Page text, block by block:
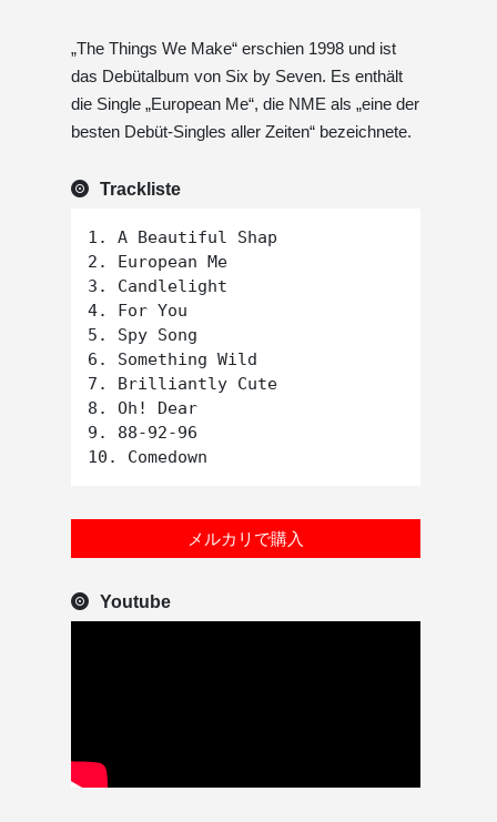
„The Things We Make“ erschien 1998 und ist
das Debütalbum von Six by Seven. Es enthält
die Single „European Me“, die NME als „eine der
besten Debüt-Singles aller Zeiten“ bezeichnete.
Trackliste
1. A Beautiful Shap
2. European Me
3. Candlelight
4. For You
5. Spy Song
6. Something Wild
7. Brilliantly Cute
8. Oh! Dear
9. 88-92-96
メルカリで購入
Youtube